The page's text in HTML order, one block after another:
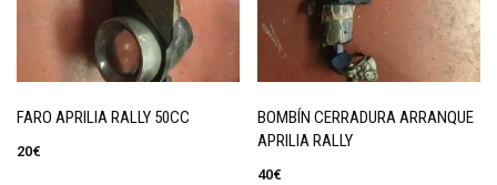
FARO APRILIA RALLY 50CC
20€
BOMBÍN CERRADURA ARRANQUE
APRILIA RALLY
40€